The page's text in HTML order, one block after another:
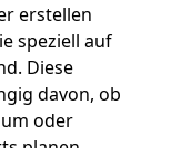
erstellen
speziell auf
Diese
davon, ob
oder